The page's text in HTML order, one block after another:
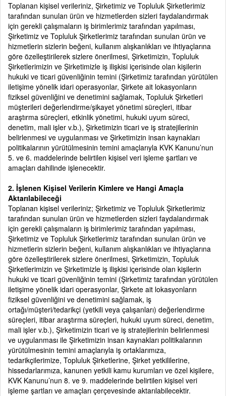
Toplanan kişisel verileriniz, Şirketimiz ve Topluluk Şirketlerimiz
tarafından sunulan ürün ve hizmetlerden sizleri faydalandırmak
için gerekli çalışmaların iş birimlerimiz tarafından yapılması,
Şirketimiz ve Topluluk Şirketlerimiz tarafından sunulan ürün ve
hizmetlerin sizlerin beğeni, kullanım alışkanlıkları ve ihtiyaçlarına
göre özelleştirilerek sizlere önerilmesi, Şirketimizin, Topluluk
Şirketlerimizin ve Şirketimizle iş ilişkisi içerisinde olan kişilerin
hukuki ve ticari güvenliğinin temini (Şirketimiz tarafından yürütülen
iletişime yönelik idari operasyonlar, Şirkete ait lokasyonların
fiziksel güvenliğini ve denetimini sağlamak, Topluluk Şirketleri
müşterileri değerlendirme/şikayet yönetimi süreçleri, itibar
araştırma süreçleri, etkinlik yönetimi, hukuki uyum süreci,
denetim, mali işler v.b.), Şirketimizin ticari ve iş stratejilerinin
belirlenmesi ve uygulanması ve Şirketimizin insan kaynakları
politikalarının yürütülmesinin temini amaçlarıyla KVK Kanunu’nun
5. ve 6. maddelerinde belirtilen kişisel veri işleme şartları ve
amaçları dahilinde işlenecektir.
2. İşlenen Kişisel Verilerin Kimlere ve Hangi Amaçla
Aktarılabileceği
Toplanan kişisel verileriniz; Şirketimiz ve Topluluk Şirketlerimiz
tarafından sunulan ürün ve hizmetlerden sizleri faydalandırmak
için gerekli çalışmaların iş birimlerimiz tarafından yapılması,
Şirketimiz ve Topluluk Şirketlerimiz tarafından sunulan ürün ve
hizmetlerin sizlerin beğeni, kullanım alışkanlıkları ve ihtiyaçlarına
göre özelleştirilerek sizlere önerilmesi, Şirketimizin, Topluluk
Şirketlerimizin ve Şirketimizle iş ilişkisi içerisinde olan kişilerin
hukuki ve ticari güvenliğinin temini (Şirketimiz tarafından yürütülen
iletişime yönelik idari operasyonlar, Şirkete ait lokasyonların
fiziksel güvenliğini ve denetimini sağlamak, iş
ortağı/müşteri/tedarikçi (yetkili veya çalışanları) değerlendirme
süreçleri, itibar araştırma süreçleri, hukuki uyum süreci, denetim,
mali işler v.b.), Şirketimizin ticari ve iş stratejilerinin belirlenmesi
ve uygulanması ile Şirketimizin insan kaynakları politikalarının
yürütülmesinin temini amaçlarıyla iş ortaklarımıza,
tedarikçilerimize, Topluluk Şirketlerine, Şirket yetkililerine,
hissedarlarımıza, kanunen yetkili kamu kurumları ve özel kişilere,
KVK Kanunu’nun 8. ve 9. maddelerinde belirtilen kişisel veri
işleme şartları ve amaçları çerçevesinde aktarılabilecektir.